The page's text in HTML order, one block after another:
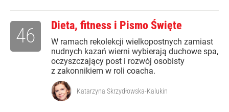
Dieta, fitness i Pismo Święte
W ramach rekolekcji wielkopostnych zamiast
nudnych kazań wierni wybierają duchowe spa,
oczyszczający post i rozwój osobisty
z zakonnikiem w roli coacha.
46
Katarzyna Skrzydłowska-Kalukin